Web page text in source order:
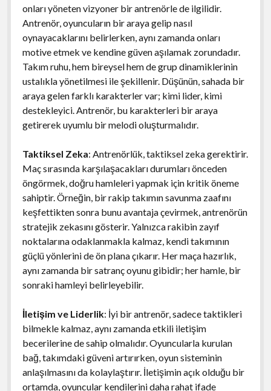
onları yöneten vizyoner bir antrenörle de ilgilidir.
Antrenör, oyuncuların bir araya gelip nasıl
oynayacaklarını belirlerken, aynı zamanda onları
motive etmek ve kendine güven aşılamak zorundadır.
Takım ruhu, hem bireysel hem de grup dinamiklerinin
ustalıkla yönetilmesi ile şekillenir. Düşünün, sahada bir
araya gelen farklı karakterler var; kimi lider, kimi
destekleyici. Antrenör, bu karakterleri bir araya
getirerek uyumlu bir melodi oluşturmalıdır.
Taktiksel Zeka: Antrenörlük, taktiksel zeka gerektirir.
Maç sırasında karşılaşacakları durumları önceden
öngörmek, doğru hamleleri yapmak için kritik öneme
sahiptir. Örneğin, bir rakip takımın savunma zaafını
keşfettikten sonra bunu avantaja çevirmek, antrenörün
stratejik zekasını gösterir. Yalnızca rakibin zayıf
noktalarına odaklanmakla kalmaz, kendi takımının
güçlü yönlerini de ön plana çıkarır. Her maça hazırlık,
aynı zamanda bir satranç oyunu gibidir; her hamle, bir
sonraki hamleyi belirleyebilir.
İletişim ve Liderlik: İyi bir antrenör, sadece taktikleri
bilmekle kalmaz, aynı zamanda etkili iletişim
becerilerine de sahip olmalıdır. Oyuncularla kurulan
bağ, takımdaki güveni artırırken, oyun sisteminin
anlaşılmasını da kolaylaştırır. İletişimin açık olduğu bir
ortamda, oyuncular kendilerini daha rahat ifade